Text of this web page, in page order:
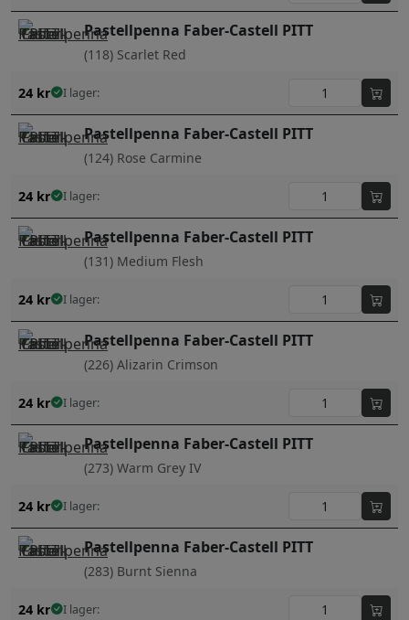
Pastellpenna Faber-Castell PITT
(118) Scarlet Red
24 kr I lager:
Pastellpenna Faber-Castell PITT
(124) Rose Carmine
24 kr I lager:
Pastellpenna Faber-Castell PITT
(131) Medium Flesh
24 kr I lager:
Pastellpenna Faber-Castell PITT
(226) Alizarin Crimson
24 kr I lager:
Pastellpenna Faber-Castell PITT
(273) Warm Grey IV
24 kr I lager:
Pastellpenna Faber-Castell PITT
(283) Burnt Sienna
24 kr I lager: